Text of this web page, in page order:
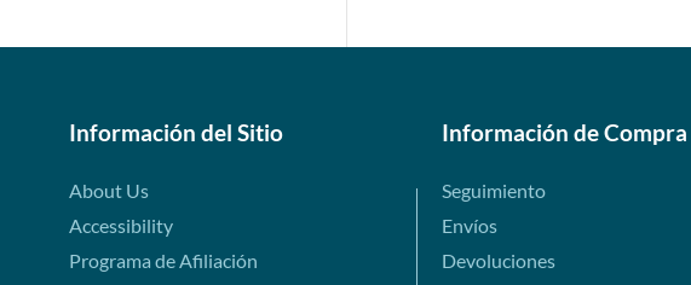
Información del Sitio
About Us
Accessibility
Programa de Afiliación
Información de Compra
Seguimiento
Envíos
Devoluciones